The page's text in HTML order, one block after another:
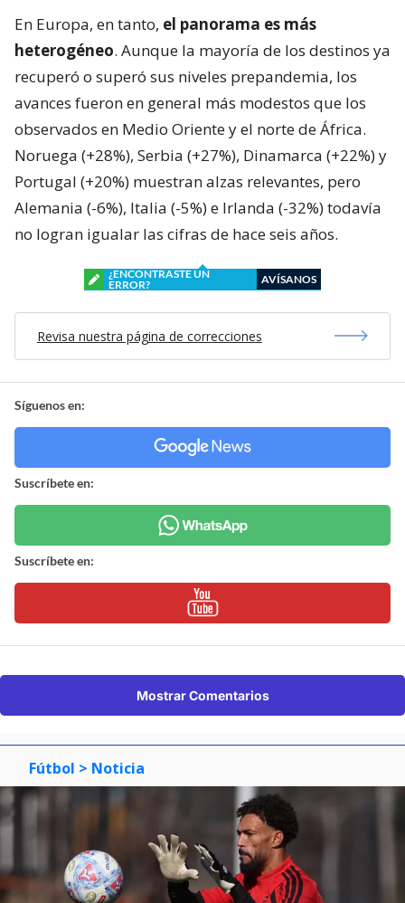
En Europa, en tanto, el panorama es más
heterogéneo. Aunque la mayoría de los destinos ya
recuperó o superó sus niveles prepandemia, los
avances fueron en general más modestos que los
observados en Medio Oriente y el norte de África.
Noruega (+28%), Serbia (+27%), Dinamarca (+22%) y
Portugal (+20%) muestran alzas relevantes, pero
Alemania (-6%), Italia (-5%) e Irlanda (-32%) todavía
no logran igualar las cifras de hace seis años.
¿ENCONTRASTE UN
ERROR?
AVÍSANOS
Revisa nuestra página de correcciones
Síguenos en:
Suscríbete en:
Suscríbete en:
Mostrar Comentarios
Fútbol > Noticia